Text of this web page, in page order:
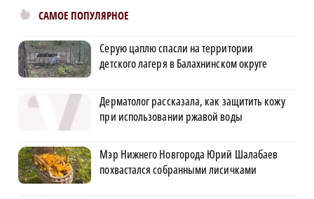
САМОЕ ПОПУЛЯРНОЕ
Серую цаплю спасли на территории
детского лагеря в Балахнинском округе
Дерматолог рассказала, как защитить кожу
при использовании ржавой воды
Мэр Нижнего Новгорода Юрий Шалабаев
похвастался собранными лисичками